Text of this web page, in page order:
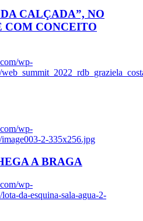
CALÇADA”, NO
COM CONCEITO
wp-
wp-
2-335x256.jpg
A BRAGA
wp-
da-esquina-sala-agua-2-